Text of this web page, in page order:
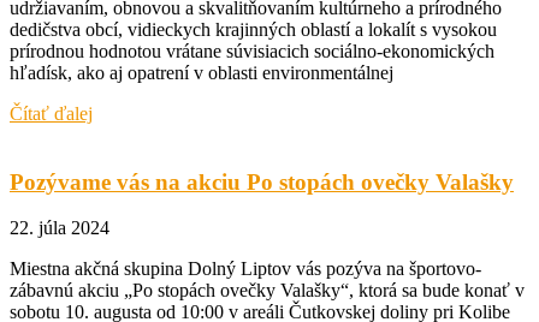
udržiavaním, obnovou a skvalitňovaním kultúrneho a prírodného
dedičstva obcí, vidieckych krajinných oblastí a lokalít s vysokou
prírodnou hodnotou vrátane súvisiacich sociálno-ekonomických
hľadísk, ako aj opatrení v oblasti environmentálnej
Čítať ďalej
Pozývame vás na akciu Po stopách ovečky Valašky
22. júla 2024
Miestna akčná skupina Dolný Liptov vás pozýva na športovo-
zábavnú akciu „Po stopách ovečky Valašky“, ktorá sa bude konať v
sobotu 10. augusta od 10:00 v areáli Čutkovskej doliny pri Kolibe